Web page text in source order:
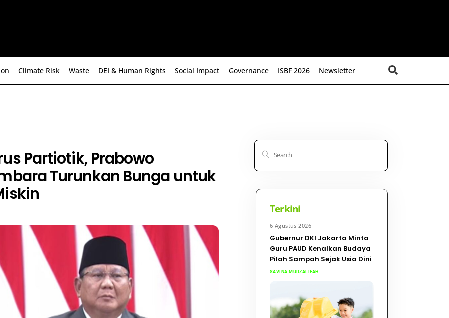
Climate Risk Waste DEI & Human Rights Social Impact Governance ISBF 2026 Newsletter
Partiotik, Prabowo
Turunkan Bunga untuk
Terkini
6 Agustus 2026
Gubernur DKI Jakarta Minta
Guru PAUD Kenalkan Budaya
Pilah Sampah Sejak Usia Dini
SAVINA MUDZALIFAH